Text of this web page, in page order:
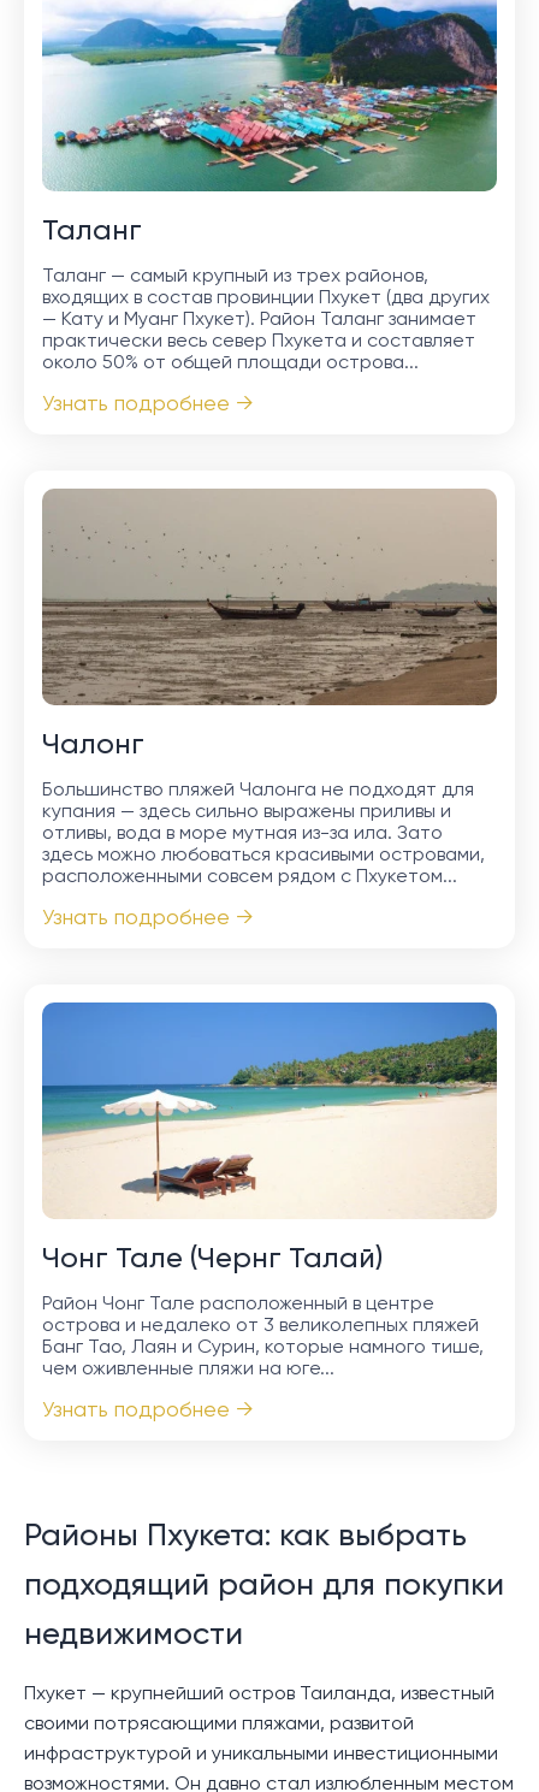
Таланг
Таланг — самый крупный из трех районов,
входящих в состав провинции Пхукет (два других
— Кату и Муанг Пхукет). Район Таланг занимает
практически весь север Пхукета и составляет
около 50% от общей площади острова...
Узнать подробнее →
Чалонг
Большинство пляжей Чалонга не подходят для
купания — здесь сильно выражены приливы и
отливы, вода в море мутная из-за ила. Зато
здесь можно любоваться красивыми островами,
расположенными совсем рядом с Пхукетом...
Узнать подробнее →
Чонг Тале (Чернг Талай)
Район Чонг Тале расположенный в центре
острова и недалеко от 3 великолепных пляжей
Банг Тао, Лаян и Сурин, которые намного тише,
чем оживленные пляжи на юге...
Узнать подробнее →
Районы Пхукета: как выбрать
подходящий район для покупки
недвижимости
Пхукет — крупнейший остров Таиланда, известный
своими потрясающими пляжами, развитой
инфраструктурой и уникальными инвестиционными
возможностями. Он давно стал излюбленным местом